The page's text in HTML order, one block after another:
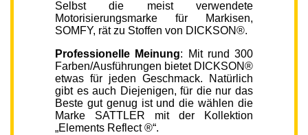
Selbst die meist verwendete
Motorisierungsmarke für Markisen,
SOMFY, rät zu Stoffen von DICKSON®.
Professionelle Meinung: Mit rund 300
Farben/Ausführungen bietet DICKSON®
etwas für jeden Geschmack. Natürlich
gibt es auch Diejenigen, für die nur das
Beste gut genug ist und die wählen die
Marke SATTLER mit der Kollektion
„Elements Reflect ®“.